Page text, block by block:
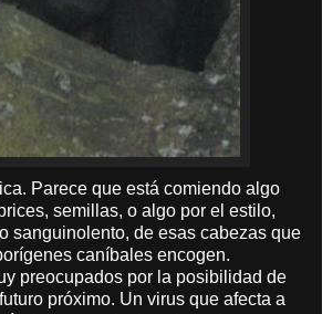
Parece que está comiendo algo
semillas, o algo por el estilo,
sanguinolento, de esas cabezas que
caníbales encogen.
preocupados por la posibilidad de
próximo. Un virus que afecta a